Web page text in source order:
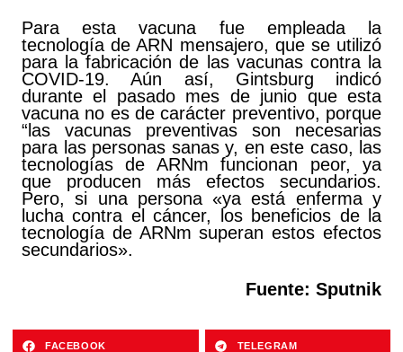
Para esta vacuna fue empleada la
tecnología de ARN mensajero, que se utilizó
para la fabricación de las vacunas contra la
COVID-19. Aún así, Gintsburg indicó
durante el pasado mes de junio que esta
vacuna no es de carácter preventivo, porque
“las vacunas preventivas son necesarias
para las personas sanas y, en este caso, las
tecnologías de ARNm funcionan peor, ya
que producen más efectos secundarios.
Pero, si una persona «ya está enferma y
lucha contra el cáncer, los beneficios de la
tecnología de ARNm superan estos efectos
secundarios».
Fuente: Sputnik
FACEBOOK TELEGRAM